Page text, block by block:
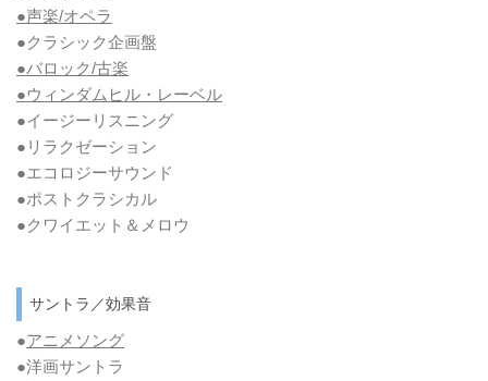
●声楽/オペラ
●クラシック企画盤
●バロック/古楽
●ウィンダムヒル・レーベル
●イージーリスニング
●リラクゼーション
●エコロジーサウンド
●ポストクラシカル
●クワイエット＆メロウ
サントラ／効果音
●アニメソング
●洋画サントラ